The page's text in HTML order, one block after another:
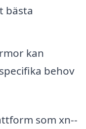
bästa
kan
behov
som xn--